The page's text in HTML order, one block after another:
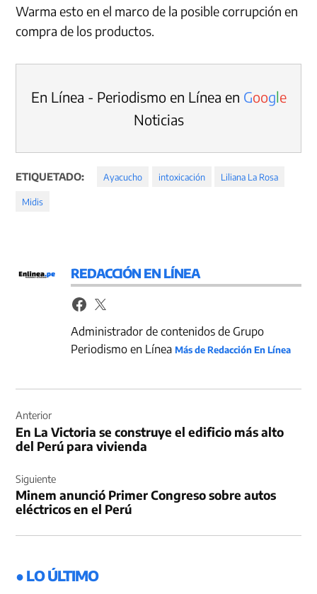
Warma esto en el marco de la posible corrupción en
compra de los productos.
En Línea - Periodismo en Línea en Google
Noticias
ETIQUETADO: Ayacucho intoxicación Liliana La Rosa
Midis
REDACCIÓN EN LÍNEA
Administrador de contenidos de Grupo
Periodismo en LíneaMás de Redacción En Línea
de
entradas
Anterior
En La Victoria se construye el edificio más alto
del Perú para vivienda
Siguiente
Minem anunció Primer Congreso sobre autos
eléctricos en el Perú
● LO ÚLTIMO